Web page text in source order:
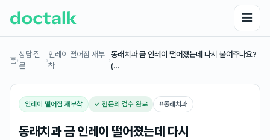
☰
홈›
상담·질
문
›
인레이 떨어짐 재부
착
›
동래치과 금 인레이 떨어졌는데 다시 붙여주나요?
(…
인레이 떨어짐 재부착 ✓ 전문의 검수 완료 #동래치과
동래치과 금 인레이 떨어졌는데 다시